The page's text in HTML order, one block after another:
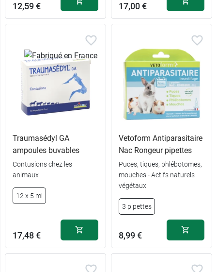
12,59 € 17,00 €
Traumasédyl GA
ampoules buvables
Contusions chez les
animaux
12 x 5 ml
17,48 €
Vetoform Antiparasitaire
Nac Rongeur pipettes
Puces, tiques, phlébotomes,
mouches - Actifs naturels
végétaux
3 pipettes
8,99 €